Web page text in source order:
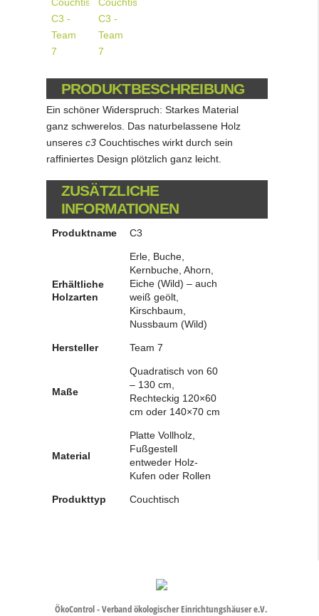
PRODUKTBESCHREIBUNG
Ein schöner Widerspruch: Starkes Material
ganz schwerelos. Das naturbelassene Holz
unseres c3Couchtisches wirkt durch sein
raffiniertes Design plötzlich ganz leicht.
ZUSÄTZLICHE
INFORMATIONEN
Produktname C3
Erhältliche
Holzarten
Erle, Buche,
Kernbuche, Ahorn,
Eiche (Wild) – auch
weiß geölt,
Kirschbaum,
Nussbaum (Wild)
Hersteller Team 7
Maße
Quadratisch von 60
– 130 cm,
Rechteckig 120×60
cm oder 140×70 cm
Material
Platte Vollholz,
Fußgestell
entweder Holz-
Kufen oder Rollen
Produkttyp Couchtisch
ÖkoControl - Verband ökologischer Einrichtungshäuser e.V.